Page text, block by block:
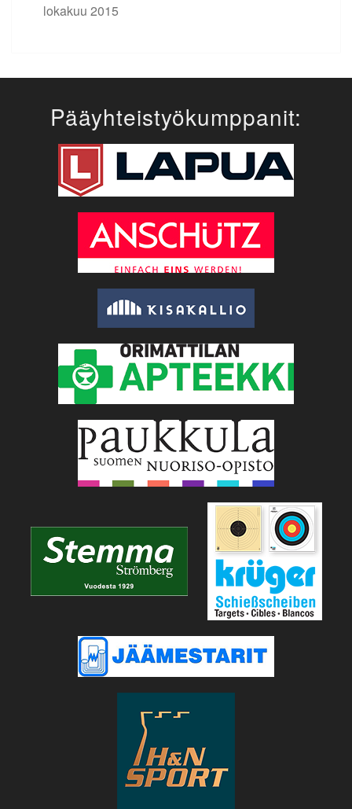
lokakuu 2015
Pääyhteistyökumppanit: